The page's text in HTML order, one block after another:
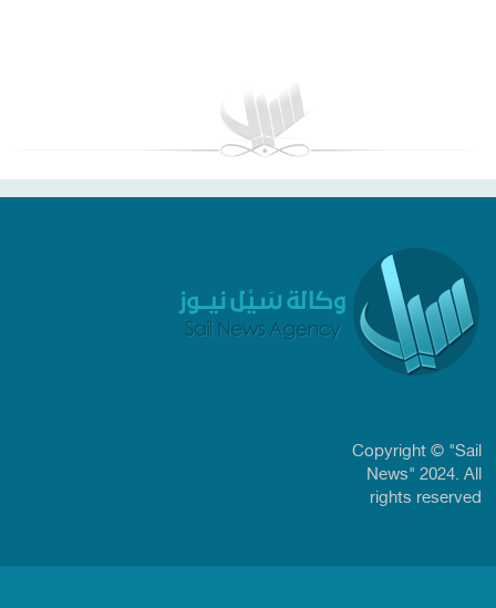
Copyright © "Sail
News" 2024. All
rights reserved